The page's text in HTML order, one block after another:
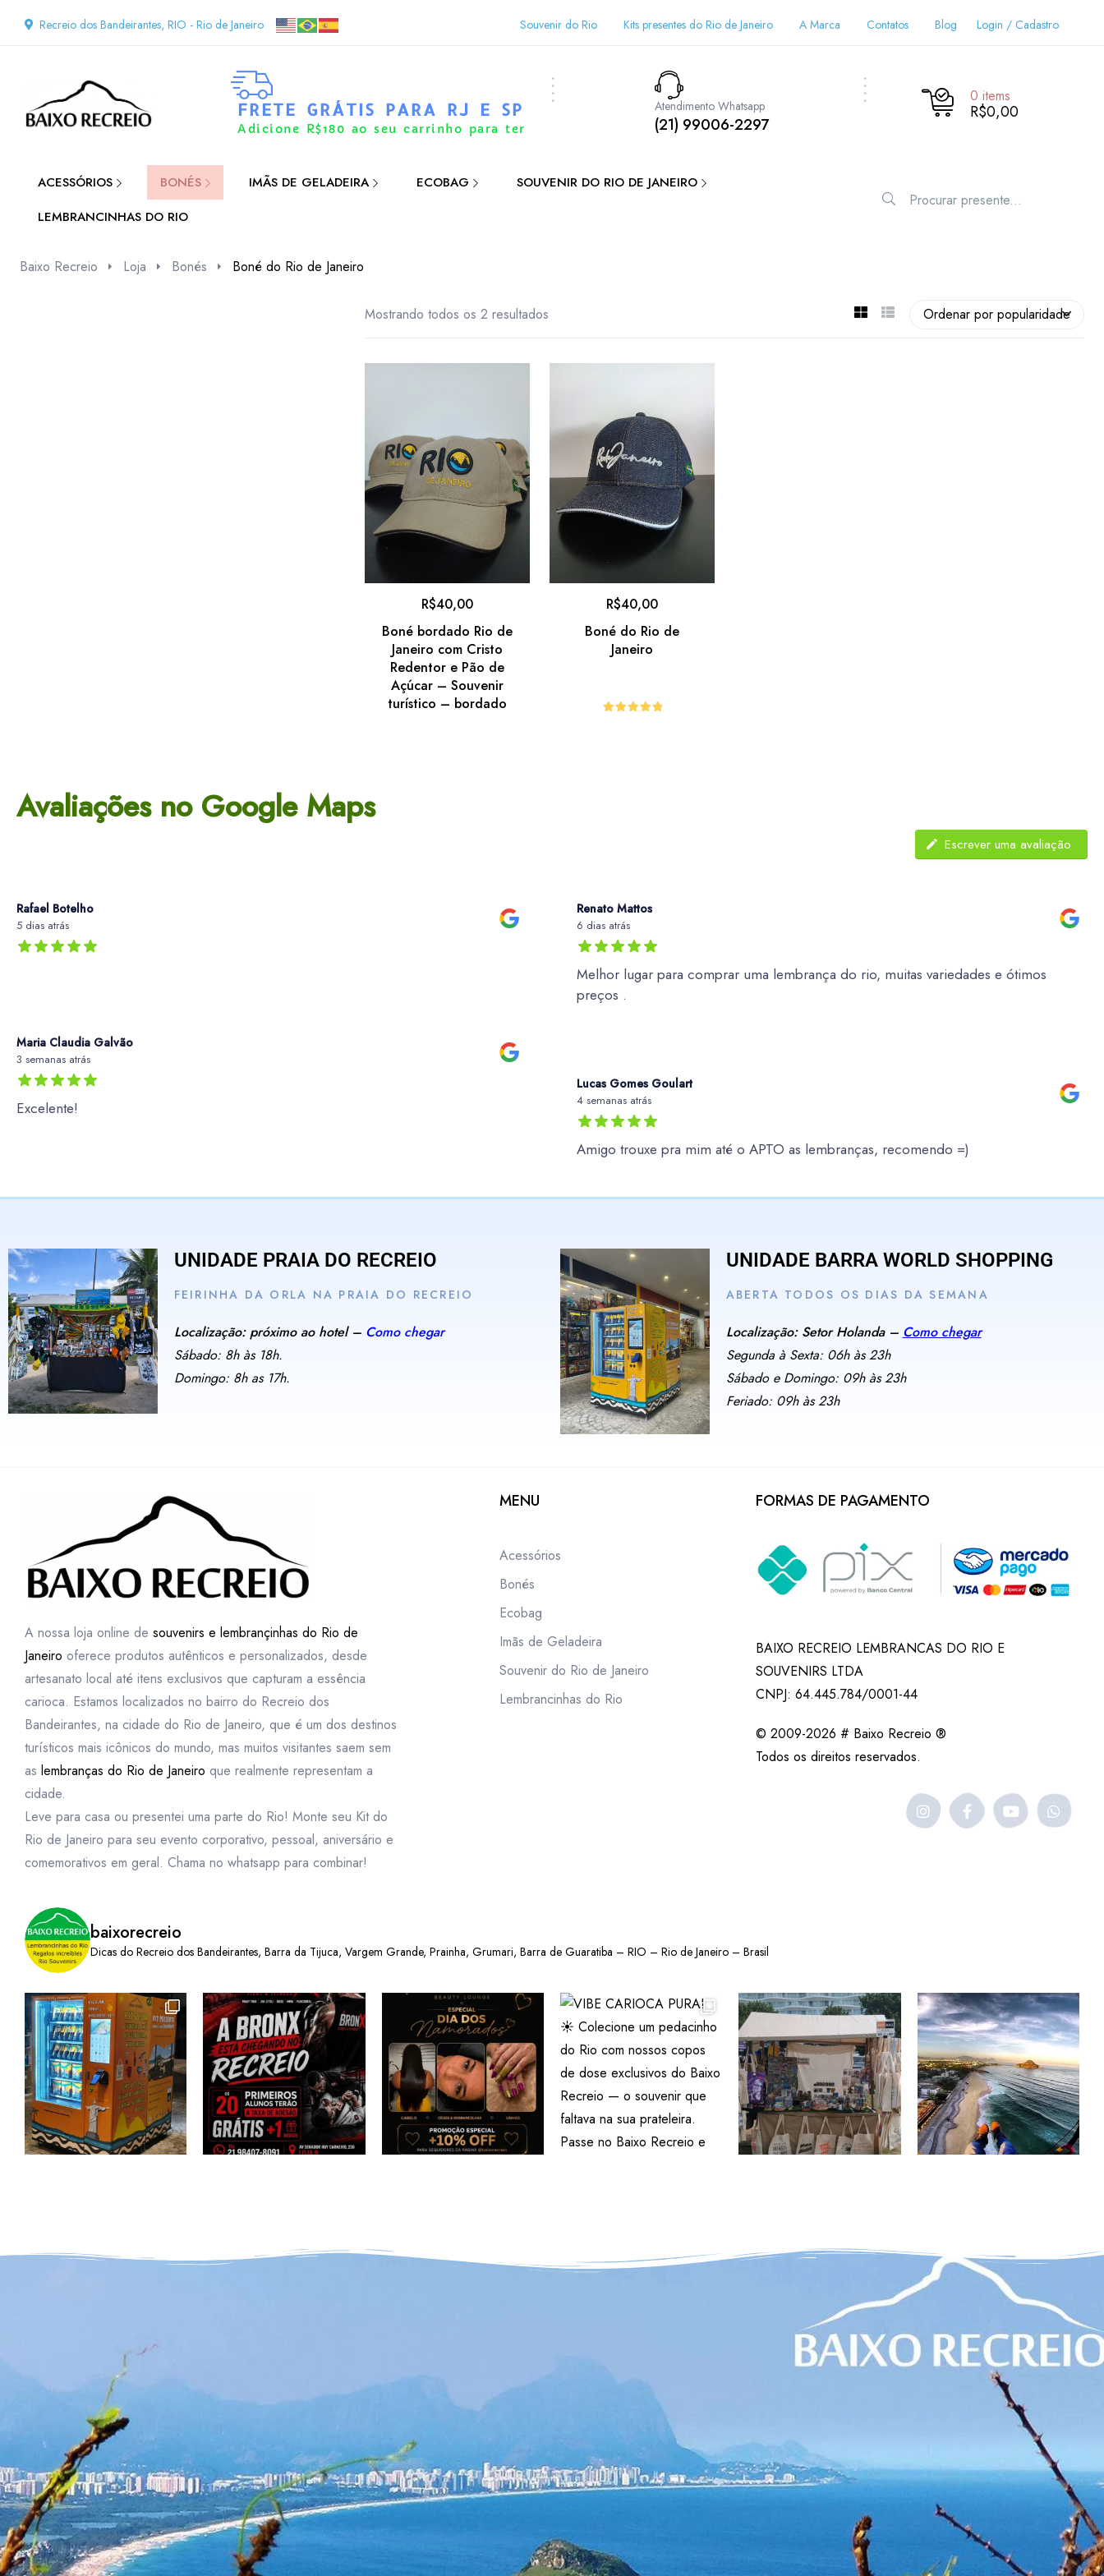
Recreio dos Bandeirantes, RIO - Rio de Janeiro Souvenir do Rio Kits presentes do Rio de Janeiro A Marca Contatos Blog Login / Cadastro
FRETE GRÁTIS PARA RJ E SP
Adicione R$180 ao seu carrinho para ter
Atendimento Whatsapp
(21) 99006-2297
0 items
R$0,00
ACESSÓRIOS BONÉS IMÃS DE GELADEIRA ECOBAG
SOUVENIR DO RIO DE JANEIRO
LEMBRANCINHAS DO RIO
Baixo Recreio Loja Bonés Boné do Rio de Janeiro
Mostrando todos os 2 resultados Ordenar por popularidade
Boné bordado Rio de
Janeiro com Cristo
Redentor e Pão de
Açúcar – Souvenir
turístico – bordado
R$40,00
Boné do Rio de
Janeiro
R$40,00
Avaliações no Google Maps
Escrever uma avaliação
Rafael Botelho
5 dias atrás
Renato Mattos
6 dias atrás
Melhor lugar para comprar uma lembrança do rio, muitas variedades e ótimos
preços .
Maria Claudia Galvão
3 semanas atrás
Excelente!
Lucas Gomes Goulart
4 semanas atrás
Amigo trouxe pra mim até o APTO as lembranças, recomendo =)
UNIDADE PRAIA DO RECREIO
FEIRINHA DA ORLA NA PRAIA DO RECREIO
Localização: próximo ao hotel – Como chegar
Sábado: 8h às 18h.
Domingo: 8h as 17h.
UNIDADE BARRA WORLD SHOPPING
ABERTA TODOS OS DIAS DA SEMANA
Localização: Setor Holanda – Como chegar
Segunda à Sexta: 06h às 23h
Sábado e Domingo: 09h às 23h
Feriado: 09h às 23h
A nossa loja online de souvenirs e lembrançinhas do Rio de
Janeiro oferece produtos autênticos e personalizados, desde
artesanato local até itens exclusivos que capturam a essência
carioca. Estamos localizados no bairro do Recreio dos
Bandeirantes, na cidade do Rio de Janeiro, que é um dos destinos
turísticos mais icônicos do mundo, mas muitos visitantes saem sem
as lembranças do Rio de Janeiro que realmente representam a
cidade.
Leve para casa ou presentei uma parte do Rio! Monte seu Kit do
Rio de Janeiro para seu evento corporativo, pessoal, aniversário e
comemorativos em geral. Chama no whatsapp para combinar!
MENU
Acessórios
Bonés
Ecobag
Imãs de Geladeira
Souvenir do Rio de Janeiro
Lembrancinhas do Rio
FORMAS DE PAGAMENTO
BAIXO RECREIO LEMBRANCAS DO RIO E
SOUVENIRS LTDA
CNPJ: 64.445.784/0001-44
© 2009-2026 # Baixo Recreio ®
Todos os direitos reservados.
baixorecreio
Dicas do Recreio dos Bandeirantes, Barra da Tijuca, Vargem Grande, Prainha, Grumari, Barra de Guaratiba – RIO – Rio de Janeiro – Brasil